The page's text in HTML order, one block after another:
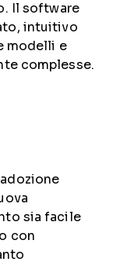
Il software
intuitivo
modelli e
complesse.
sia facile
con